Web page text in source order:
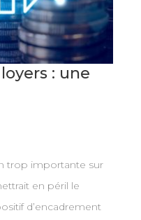
: une
trop importante sur
en péril le
d’encadrement